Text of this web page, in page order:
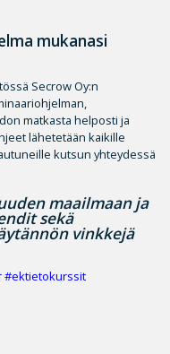
mukanasi
Secrow Oy:n
matkasta helposti ja
lähetetään kaikille
kutsun yhteydessä
maailmaan ja
sekä
vinkkejä
#ektietokurssit